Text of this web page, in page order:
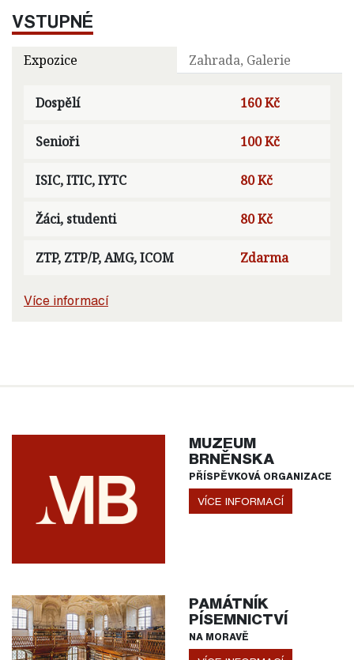
VSTUPNÉ
Expozice Zahrada, Galerie
Dospělí 160 Kč
Senioři 100 Kč
ISIC, ITIC, IYTC 80 Kč
Žáci, studenti 80 Kč
ZTP, ZTP/P, AMG, ICOM Zdarma
Více informací
MUZEUM
BRNĚNSKA
PŘÍSPĚVKOVÁ ORGANIZACE
VÍCE INFORMACÍ
PAMÁTNÍK
PÍSEMNICTVÍ
NA MORAVĚ